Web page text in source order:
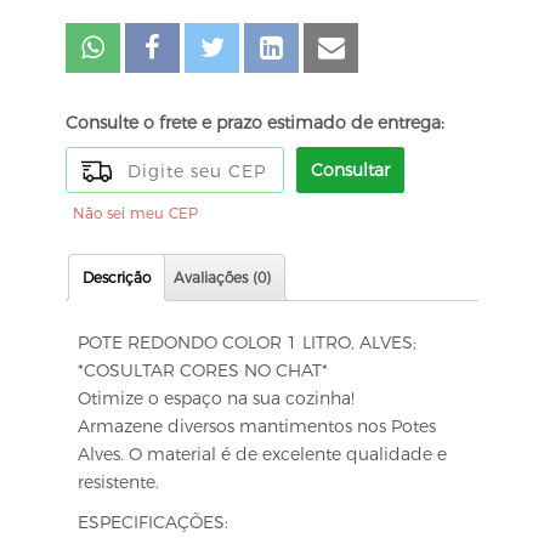
Consulte o frete e prazo estimado de entrega:
Consultar
Não sei meu CEP
Descrição Avaliações (0)
POTE REDONDO COLOR 1 LITRO, ALVES;
*COSULTAR CORES NO CHAT*
Otimize o espaço na sua cozinha!
Armazene diversos mantimentos nos Potes
Alves. O material é de excelente qualidade e
resistente.
ESPECIFICAÇÕES: